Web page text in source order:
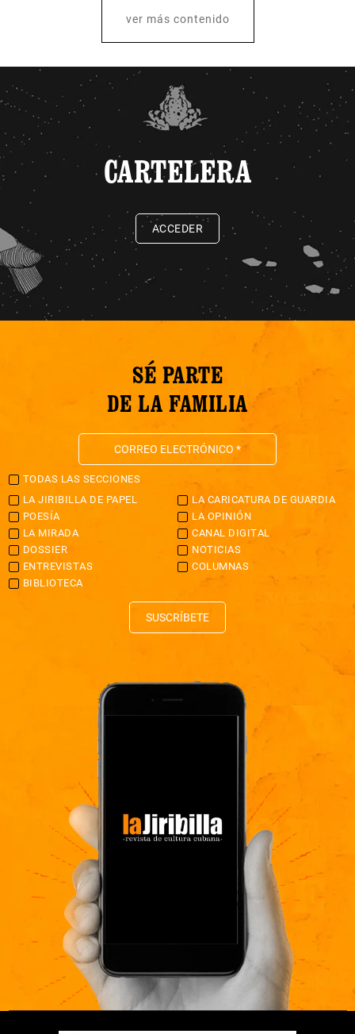
ver más contenido
CARTELERA
ACCEDER
SÉ PARTE
DE LA FAMILIA
TODAS LAS SECCIONES
LA JIRIBILLA DE PAPEL
LA CARICATURA DE GUARDIA
POESÍA
LA OPINIÓN
LA MIRADA
CANAL DIGITAL
DOSSIER
NOTICIAS
ENTREVISTAS
COLUMNAS
BIBLIOTECA
SUSCRÍBETE